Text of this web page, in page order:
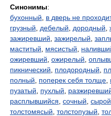
Синонимы:
бухонный
в дверь не проходит
грузный
дебелый дородный
зажиревший зажирелый
маститый
мясистый
ожиревший ожирелый
пикнический
плодородный
полный
поперек себя толще
пузатый
пухлый
расплывшийся сочный сырой
толстомясый толстопузый